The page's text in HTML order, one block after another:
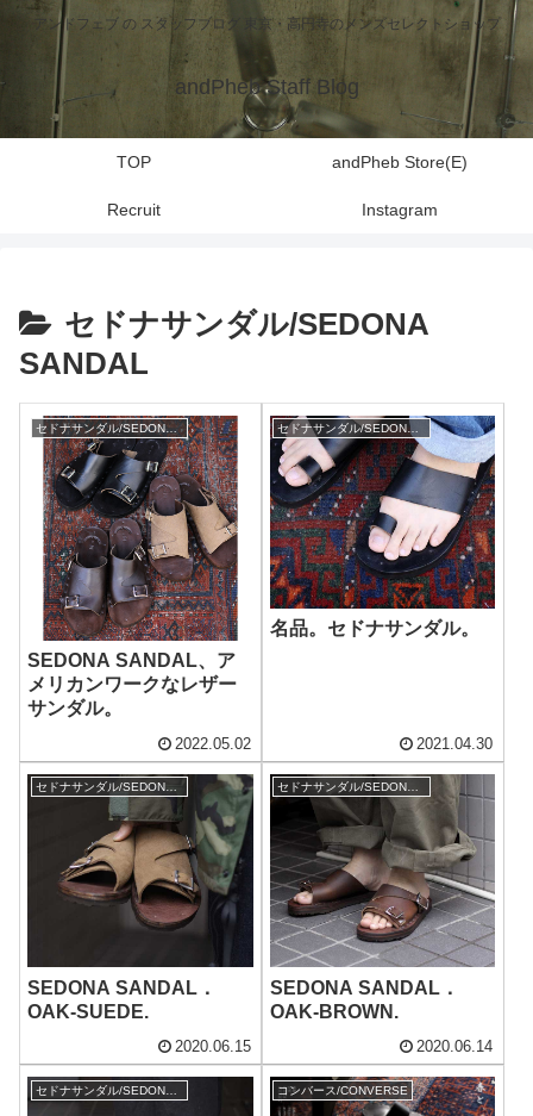
アンドフェブ の スタッフブログ 東京・高円寺のメンズセレクトショップ
andPheb Staff Blog
TOP andPheb Store(E)
Recruit Instagram
セドナサンダル/SEDONA
SANDAL
セドナサンダル/SEDONA SANDAL
SEDONA SANDAL、ア
メリカンワークなレザー
サンダル。
2022.05.02
セドナサンダル/SEDONA SANDAL
名品。セドナサンダル。
2021.04.30
セドナサンダル/SEDONA SANDAL
SEDONA SANDAL．
OAK-SUEDE.
2020.06.15
セドナサンダル/SEDONA SANDAL
SEDONA SANDAL．
OAK-BROWN.
2020.06.14
セドナサンダル/SEDONA SANDAL コンバース/CONVERSE